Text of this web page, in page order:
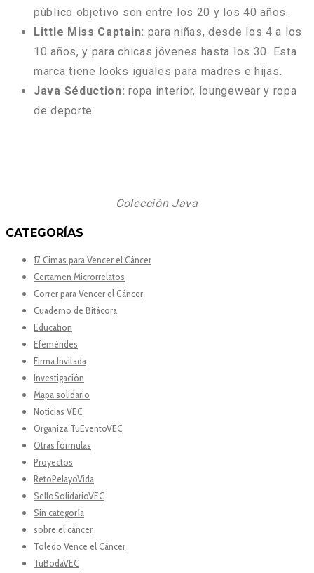
público objetivo son entre los 20 y los 40 años.
Little Miss Captain: para niñas, desde los 4 a los
10 años, y para chicas jóvenes hasta los 30. Esta
marca tiene looks iguales para madres e hijas.
Java Séduction: ropa interior, loungewear y ropa
de deporte.
Colección Java
CATEGORÍAS
17 Cimas para Vencer el Cáncer
Certamen Microrrelatos
Correr para Vencer el Cáncer
Cuaderno de Bitácora
Education
Efemérides
Firma Invitada
Investigación
Mapa solidario
Noticias VEC
Organiza TuEventoVEC
Otras fórmulas
Proyectos
RetoPelayoVida
SelloSolidarioVEC
Sin categoría
sobre el cáncer
Toledo Vence el Cáncer
TuBodaVEC